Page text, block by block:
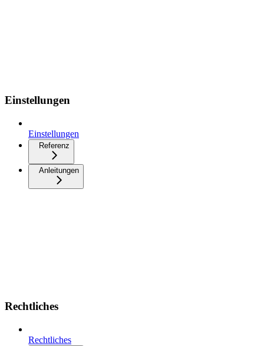
Einstellungen
Einstellungen
Referenz
Anleitungen
Rechtliches
Rechtliches